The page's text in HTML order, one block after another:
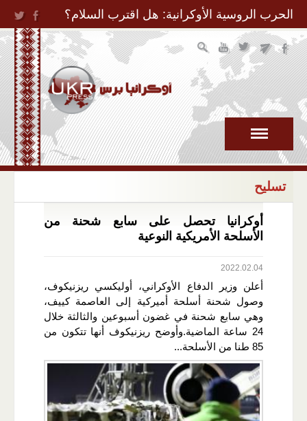
Jump to Navigation
الحرب الروسية الأوكرانية: هل اقترب السلام؟
تسليح
أوكرانيا تحصل على سابع شحنة من
الأسلحة الأمريكية النوعية
2022.02.04
أعلن وزير الدفاع الأوكراني، أوليكسي ريزنيكوف،
وصول شحنة أسلحة أميركية إلى العاصمة كييف،
وهي سابع شحنة في غضون أسبوعين والثالثة خلال
24 ساعة الماضية.وأوضح ريزنيكوف أنها تتكون من
85 طنا من الأسلحة...